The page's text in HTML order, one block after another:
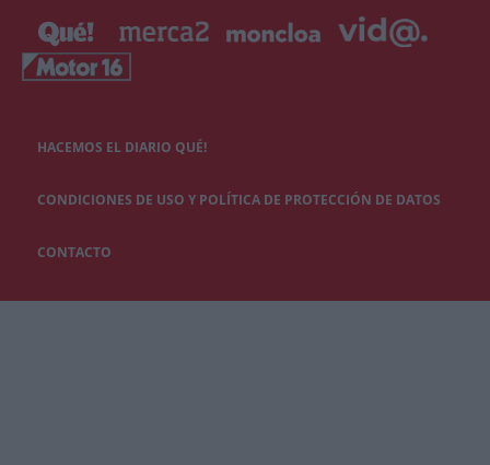
HACEMOS EL DIARIO QUÉ!
CONDICIONES DE USO Y POLÍTICA DE PROTECCIÓN DE DATOS
CONTACTO